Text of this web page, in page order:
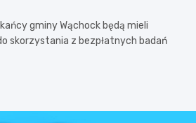
gminy Wąchock będą mieli
skorzystania z bezpłatnych badań